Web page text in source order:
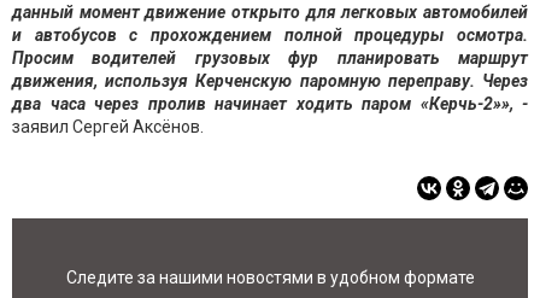
данный момент движение открыто для легковых автомобилей
и автобусов с прохождением полной процедуры осмотра.
Просим водителей грузовых фур планировать маршрут
движения, используя Керченскую паромную переправу. Через
два часа через пролив начинает ходить паром «Керчь-2»», -
заявил Сергей Аксёнов.
Следите за нашими новостями в удобном формате